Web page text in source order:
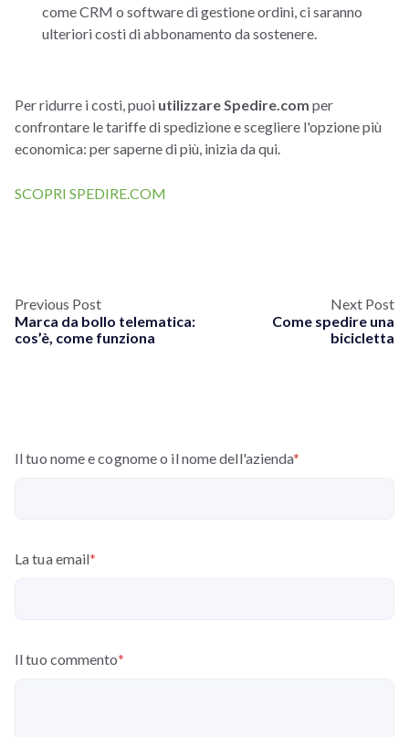
come CRM o software di gestione ordini, ci saranno
ulteriori costi di abbonamento da sostenere.
Per ridurre i costi, puoi utilizzare Spedire.com per
confrontare le tariffe di spedizione e scegliere l'opzione più
economica: per saperne di più, inizia da qui.
SCOPRI SPEDIRE.COM
Previous Post
Marca da bollo telematica:
cos’è, come funziona
Next Post
Come spedire una
bicicletta
Il tuo nome e cognome o il nome dell'azienda*
La tua email*
Il tuo commento*